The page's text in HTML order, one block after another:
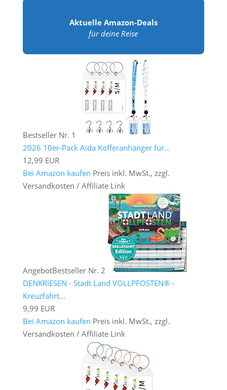
Aktuelle Amazon-Deals
für deine Reise
Bestseller Nr. 1
2026 10er-Pack Aida Kofferanhänger für...
12,99 EUR
Bei Amazon kaufen Preis inkl. MwSt., zzgl.
Versandkosten / Affiliate Link
AngebotBestseller Nr. 2
DENKRIESEN - Stadt Land VOLLPFOSTEN® -
Kreuzfahrt...
9,99 EUR
Bei Amazon kaufen Preis inkl. MwSt., zzgl.
Versandkosten / Affiliate Link